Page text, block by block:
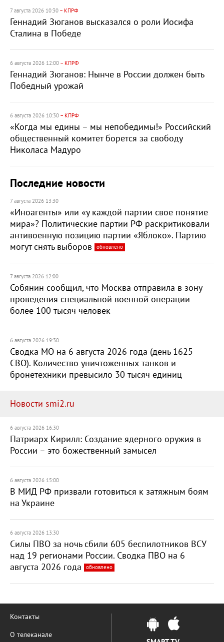
7 августа 2026 10:30 – КПРФ
Геннадий Зюганов высказался о роли Иосифа
Сталина в Победе
6 августа 2026 12:00 – КПРФ
Геннадий Зюганов: Нынче в России должен быть
Победный урожай
6 августа 2026 10:30 – КПРФ
«Когда мы едины – мы непобедимы!» Российский
общественный комитет борется за свободу
Николаса Мадуро
Последние новости
7 августа 2026 13:30
«Иноагенты» или «у каждой партии свое понятие
мира»? Политические партии РФ раскритиковали
антивоенную позицию партии «Яблоко». Партию
могут снять выборов
обновлено
7 августа 2026 12:00
Собянин сообщил, что Москва отправила в зону
проведения специальной военной операции
более 100 тысяч человек
6 августа 2026 19:30
Сводка МО на 6 августа 2026 года (день 1625
СВО). Количество уничтоженных танков и
бронетехники превысило 30 тысяч единиц
Новости smi2.ru
6 августа 2026 16:30
Патриарх Кирилл: Создание ядерного оружия в
России – это божественный замысел
6 августа 2026 15:00
В МИД РФ призвали готовиться к затяжным боям
на Украине
6 августа 2026 13:30
Силы ПВО за ночь сбили 605 беспилотников ВСУ
над 19 регионами России. Сводка ПВО на 6
августа 2026 года
обновлено
Контакты
О телеканале